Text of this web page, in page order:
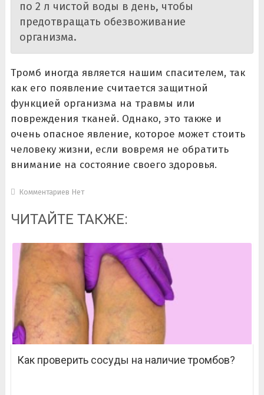
по 2 л чистой воды в день, чтобы
предотвращать обезвоживание
организма.
Тромб иногда является нашим спасителем, так
как его появление считается защитной
функцией организма на травмы или
повреждения тканей. Однако, это также и
очень опасное явление, которое может стоить
человеку жизни, если вовремя не обратить
внимание на состояние своего здоровья.
Комментариев Нет
ЧИТАЙТЕ ТАКЖЕ:
Как проверить сосуды на наличие тромбов?